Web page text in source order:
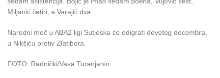
Miljanić četiri, a Varajić dva.
Naredni meč u ABA2 ligi Sutjeska će odigrati devetog decembra,
u Nikšiću protiv Zlatibora.
FOTO: Radnički/Vasa Turanjanin